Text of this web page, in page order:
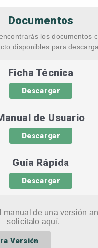
Documentos
los documentos
disponibles para
Ficha Técnica
Descargar
de Usuario
Descargar
Guía Rápida
Descargar
manual de una versión
solicítalo aquí.
Versión